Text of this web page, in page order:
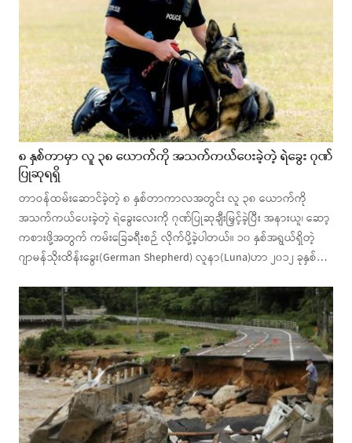
၈ နှစ်တာမှာ လူ ၃၈ ယောက်ကို အသက်ကယ်ပေးခဲ့တဲ့ ရဲခွေး ဂုဏ်
ပြုဆုရရှိ
တာဝန်ထမ်းဆောင်ခဲ့တဲ့ ၈ နှစ်တာကာလအတွင်း လူ ၃၈ ယောက်ကို
အသက်ကယ်ပေးခဲ့တဲ့ ရဲခွေးလေးကို ဂုဏ်ပြုဆုချီးမြှင့်ခဲ့ပြီး အနားယူ၊ ဆော့
ကစားဖို့အတွက် ကမ်းခြေခရီးစဉ် လိုက်ပို့ခဲ့ပါတယ်။ ၁၀ နှစ်အရွယ်ရှိတဲ့
ဂျာမန်သိုးထိန်းခွေး(German Shepherd) လူနာ(Luna)ဟာ ၂၀၁၂ ခုနှစ်…